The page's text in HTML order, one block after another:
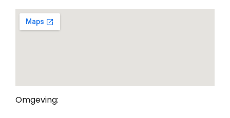
Omgeving: